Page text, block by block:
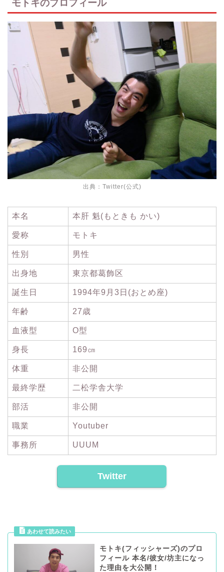
モトキのプロフィール
出典： Twitter(公式)
本名 本肝 魁(もときも かい)
愛称 モトキ
性別 男性
出身地 東京都葛飾区
誕生日 1994年9月3日(おとめ座)
年齢 27歳
血液型 O型
身長 169㎝
体重 非公開
最終学歴 二松学舎大学
部活 非公開
職業 Youtuber
事務所 UUUM
Twitter
モトキ(フィッシャーズ)のプロ
フィール 本名/彼女/坊主になっ
た理由を大公開！